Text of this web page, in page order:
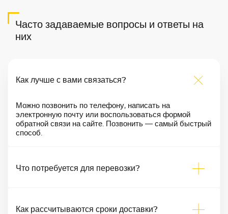
Часто задаваемые вопросы и ответы на
них
Как лучше с вами связаться?
Можно позвонить по телефону, написать на
электронную почту или воспользоваться формой
обратной связи на сайте. Позвонить — самый быстрый
способ.
Что потребуется для перевозки?
Как рассчитываются сроки доставки?